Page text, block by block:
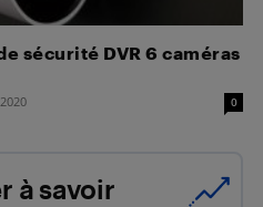
sécurité DVR 6 caméras
0
à savoir